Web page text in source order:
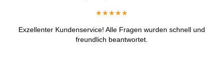
★★★★★
Exzellenter Kundenservice! Alle Fragen wurden schnell und
freundlich beantwortet.